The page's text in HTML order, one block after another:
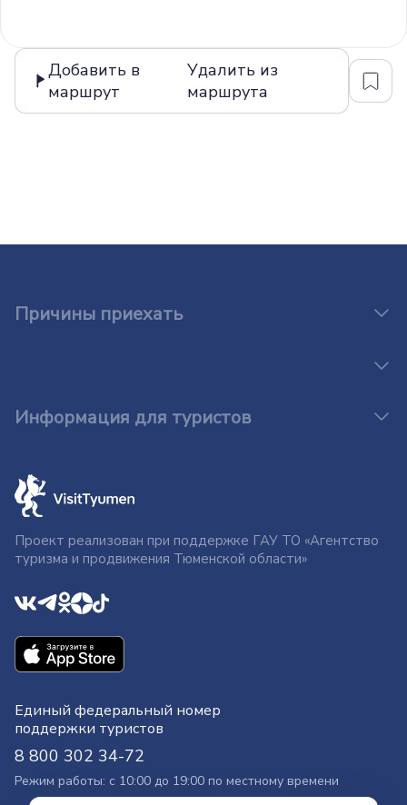
Добавить в
маршрут
Удалить из
маршрута
Причины приехать
Информация для туристов
Проект реализован при поддержке ГАУ ТО «Агентство
туризма и продвижения Тюменской области»
Единый федеральный номер
поддержки туристов
8 800 302 34-72
Режим работы: с 10:00 до 19:00 по местному времени